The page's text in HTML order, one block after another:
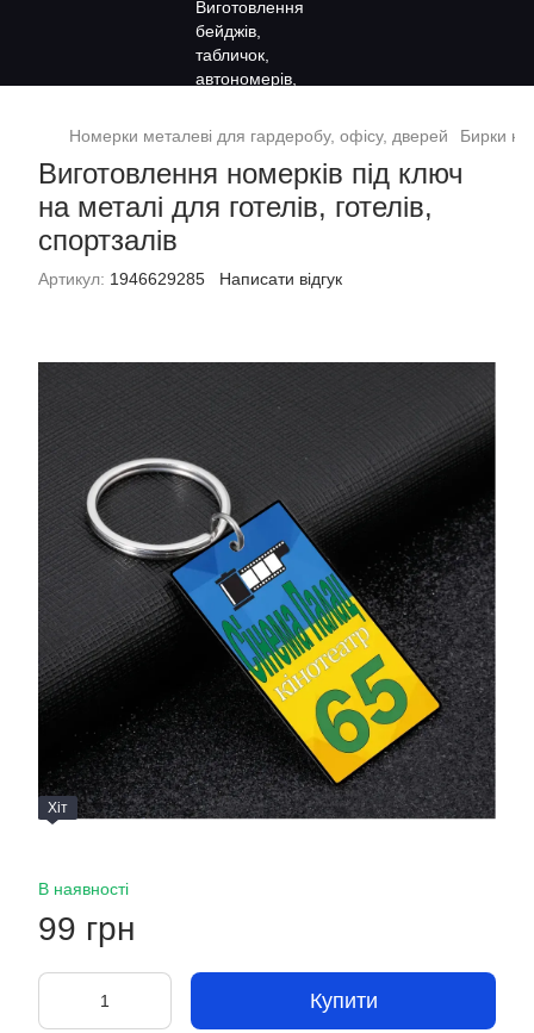
Номерки металеві для гардеробу, офісу, дверей Бирки на
Виготовлення номерків під ключ
на металі для готелів, готелів,
спортзалів
Артикул: 1946629285 Написати відгук
Хіт
В наявності
99 грн
Купити